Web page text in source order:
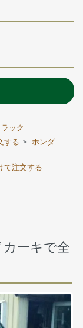
ック
する > ホンダ
て注文する
ーキで全